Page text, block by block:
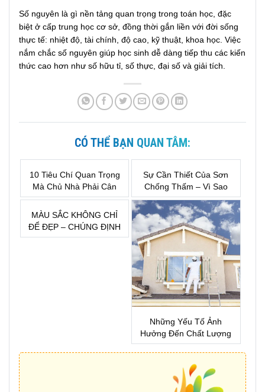
Số nguyên là gì nền tảng quan trọng trong toán học, đặc
biệt ở cấp trung học cơ sở, đồng thời gắn liền với đời sống
thực tế: nhiệt độ, tài chính, độ cao, kỹ thuật, khoa học. Việc
nắm chắc số nguyên giúp học sinh dễ dàng tiếp thu các kiến
thức cao hơn như số hữu tỉ, số thực, đại số và giải tích.
CÓ THỂ BẠN QUAN TÂM:
10 Tiêu Chí Quan Trọng
Mà Chủ Nhà Phải Cân
Nhắc Trước Khi Lựa
Chọn Sơn Nước
Sự Cần Thiết Của Sơn
Chống Thấm – Vì Sao
Đây Là Khoản Đầu Tư
Bắt Buộc Khi Xây Nhà?
MÀU SẮC KHÔNG CHỈ
ĐỂ ĐẸP – CHÚNG ĐỊNH
HÌNH CẢM XÚC CỦA
Những Yếu Tố Ảnh
Hưởng Đến Chất Lượng
Sơn Nhà !